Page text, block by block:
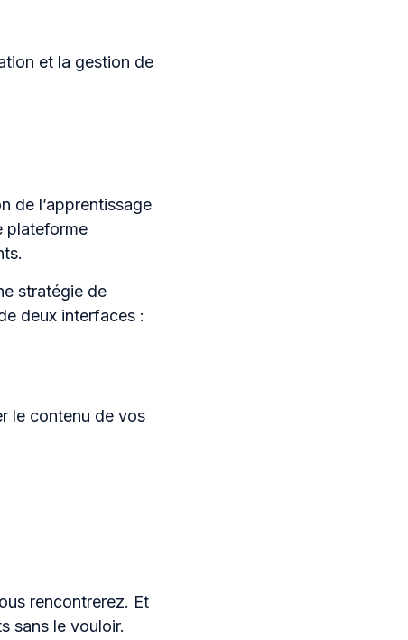
et la gestion de
de l’apprentissage
plateforme
stratégie de
deux interfaces :
le contenu de vos
rencontrerez. Et
sans le vouloir.